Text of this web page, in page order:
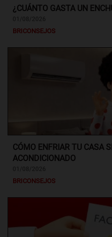
¿CUÁNTO GASTA UN
BRICONSEJOS
CÓMO ENFRIAR TU CASA
ACONDICIONADO
BRICONSEJOS